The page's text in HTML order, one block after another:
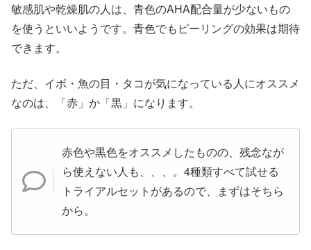
敏感肌や乾燥肌の人は、青色のAHA配合量が少ないもの
を使うといいようです。青色でもピーリングの効果は期待
できます。
ただ、イボ・魚の目・タコが気になっている人にオススメ
なのは、「赤」か「黒」になります。
赤色や黒色をオススメしたものの、残念なが
ら使えない人も、、、。4種類すべて試せる
トライアルセットがあるので、まずはそちら
から。